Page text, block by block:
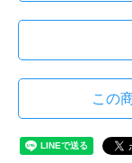
この